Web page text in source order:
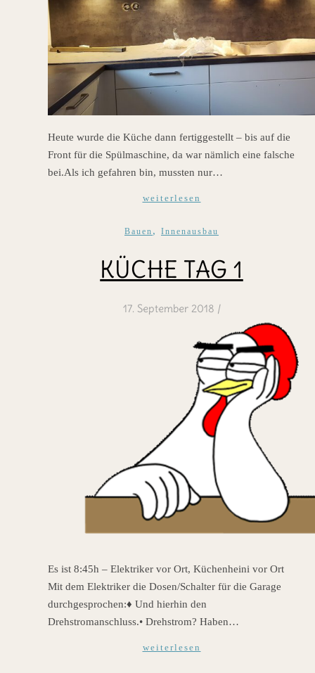
Heute wurde die Küche dann fertiggestellt – bis auf die
Front für die Spülmaschine, da war nämlich eine falsche
bei.Als ich gefahren bin, mussten nur…
weiterlesen
Bauen , Innenausbau
KÜCHE TAG 1
17. September 2018 /
Es ist 8:45h – Elektriker vor Ort, Küchenheini vor Ort
Mit dem Elektriker die Dosen/Schalter für die Garage
durchgesprochen:♦ Und hierhin den
Drehstromanschluss.• Drehstrom? Haben…
weiterlesen